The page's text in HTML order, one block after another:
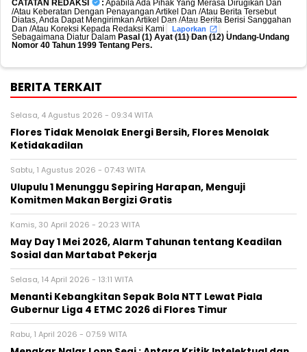
CATATAN REDAKSI : Apabila Ada Pihak Yang Merasa Dirugikan Dan
/Atau Keberatan Dengan Penayangan Artikel Dan /Atau Berita Tersebut
Diatas, Anda Dapat Mengirimkan Artikel Dan /Atau Berita Berisi Sanggahan
Dan /Atau Koreksi Kepada Redaksi Kami
Laporkan
,
Sebagaimana Diatur Dalam Pasal (1) Ayat (11) Dan (12) Undang-Undang
Nomor 40 Tahun 1999 Tentang Pers.
BERITA TERKAIT
Selasa, 4 Agustus 2026 - 09:34 WITA
Flores Tidak Menolak Energi Bersih, Flores Menolak
Ketidakadilan
Sabtu, 1 Agustus 2026 - 07:43 WITA
Ulupulu 1 Menunggu Sepiring Harapan, Menguji
Komitmen Makan Bergizi Gratis
Kamis, 30 April 2026 - 20:23 WITA
May Day 1 Mei 2026, Alarm Tahunan tentang Keadilan
Sosial dan Martabat Pekerja
Selasa, 14 April 2026 - 13:11 WITA
Menanti Kebangkitan Sepak Bola NTT Lewat Piala
Gubernur Liga 4 ETMC 2026 di Flores Timur
Rabu, 1 April 2026 - 07:59 WITA